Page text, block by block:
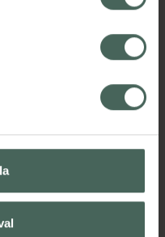
hittar oss från Skåne i
det vårt uppdrag att